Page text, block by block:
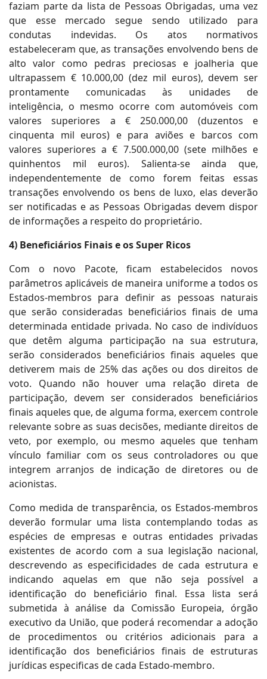
faziam parte da lista de Pessoas Obrigadas, uma vez
que esse mercado segue sendo utilizado para
condutas indevidas. Os atos normativos
estabeleceram que, as transações envolvendo bens de
alto valor como pedras preciosas e joalheria que
ultrapassem € 10.000,00 (dez mil euros), devem ser
prontamente comunicadas às unidades de
inteligência, o mesmo ocorre com automóveis com
valores superiores a € 250.000,00 (duzentos e
cinquenta mil euros) e para aviões e barcos com
valores superiores a € 7.500.000,00 (sete milhões e
quinhentos mil euros). Salienta-se ainda que,
independentemente de como forem feitas essas
transações envolvendo os bens de luxo, elas deverão
ser notificadas e as Pessoas Obrigadas devem dispor
de informações a respeito do proprietário.
4) Beneficiários Finais e os Super Ricos
Com o novo Pacote, ficam estabelecidos novos
parâmetros aplicáveis de maneira uniforme a todos os
Estados-membros para definir as pessoas naturais
que serão consideradas beneficiários finais de uma
determinada entidade privada. No caso de indivíduos
que detêm alguma participação na sua estrutura,
serão considerados beneficiários finais aqueles que
detiverem mais de 25% das ações ou dos direitos de
voto. Quando não houver uma relação direta de
participação, devem ser considerados beneficiários
finais aqueles que, de alguma forma, exercem controle
relevante sobre as suas decisões, mediante direitos de
veto, por exemplo, ou mesmo aqueles que tenham
vínculo familiar com os seus controladores ou que
integrem arranjos de indicação de diretores ou de
acionistas.
Como medida de transparência, os Estados-membros
deverão formular uma lista contemplando todas as
espécies de empresas e outras entidades privadas
existentes de acordo com a sua legislação nacional,
descrevendo as especificidades de cada estrutura e
indicando aquelas em que não seja possível a
identificação do beneficiário final. Essa lista será
submetida à análise da Comissão Europeia, órgão
executivo da União, que poderá recomendar a adoção
de procedimentos ou critérios adicionais para a
identificação dos beneficiários finais de estruturas
jurídicas especificas de cada Estado-membro.